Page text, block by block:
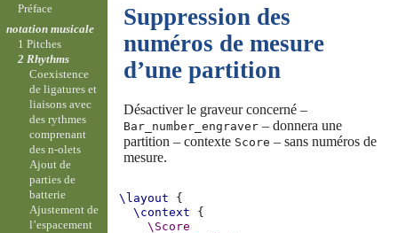
Suppression des
numéros de mesure
d’une partition
Désactiver le graveur concerné –
Bar_number_engraver– donnera une
partition – contexte Score – sans numéros de
mesure.
\layout
{
\context
{
\Score
Préface
notation musicale
1 Pitches
2 Rhythms
Coexistence
de ligatures et
liaisons avec
des rythmes
comprenant
des n-olets
Ajout de
parties de
batterie
Ajustement de
l’espacement